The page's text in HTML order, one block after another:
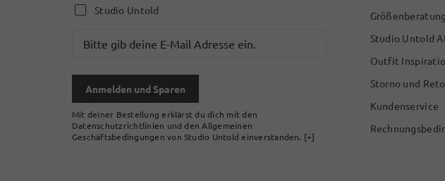
Studio Untold
Anmelden und Sparen
Mit deiner Bestellung erklärst du dich mit den
Datenschutzrichtlinien und den Allgemeinen
Geschäftsbedingungen von Studio Untold einverstanden. [+]
Größenberatung
Studio Untold
Outfit
Storno und
Kundenservice